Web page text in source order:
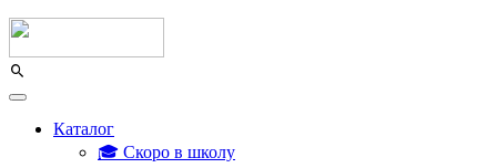
Каталог
🎓 Скоро в школу